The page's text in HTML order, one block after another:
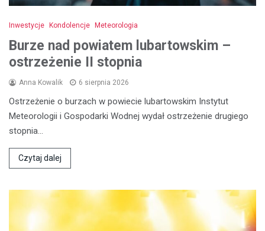
Inwestycje Kondolencje Meteorologia
Burze nad powiatem lubartowskim –
ostrzeżenie II stopnia
Anna Kowalik 6 sierpnia 2026
Ostrzeżenie o burzach w powiecie lubartowskim Instytut
Meteorologii i Gospodarki Wodnej wydał ostrzeżenie drugiego
stopnia…
Czytaj dalej